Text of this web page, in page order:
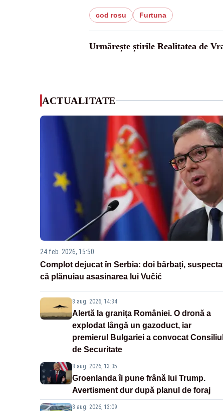
cod rosu Furtuna
Urmărește știrile Realitatea de
ACTUALITATE
24 feb. 2026, 15:50
Complot dejucat în Serbia: doi bărbați,
că plănuiau asasinarea lui Vučić
8 aug. 2026, 14:34
Alertă la granița României. O dronă a
explodat lângă un gazoduct, iar
premierul Bulgariei a convocat Consiliul
de Securitate
8 aug. 2026, 13:35
Groenlanda îi pune frână lui Trump.
Avertisment dur după planul de foraj
8 aug. 2026, 13:09